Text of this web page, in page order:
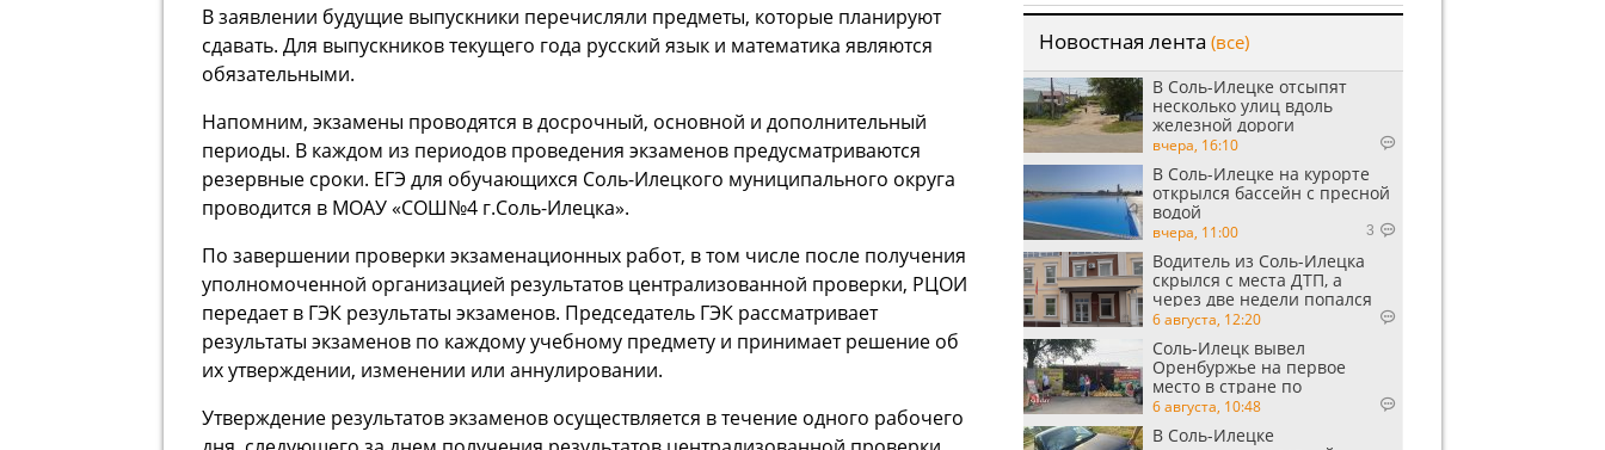
В заявлении будущие выпускники перечисляли предметы, которые планируют
сдавать. Для выпускников текущего года русский язык и математика являются
обязательными.
Напомним, экзамены проводятся в досрочный, основной и дополнительный
периоды. В каждом из периодов проведения экзаменов предусматриваются
резервные сроки. ЕГЭ для обучающихся Соль-Илецкого муниципального округа
проводится в МОАУ «СОШ№4 г.Соль-Илецка».
По завершении проверки экзаменационных работ, в том числе после получения
уполномоченной организацией результатов централизованной проверки, РЦОИ
передает в ГЭК результаты экзаменов. Председатель ГЭК рассматривает
результаты экзаменов по каждому учебному предмету и принимает решение об
их утверждении, изменении или аннулировании.
Утверждение результатов экзаменов осуществляется в течение одного рабочего
Новостная лента (все)
В Соль-Илецке отсыпят
несколько улиц вдоль
железной дороги
вчера, 16:10
В Соль-Илецке на курорте
открылся бассейн с пресной
водой
вчера, 11:00 3
Водитель из Соль-Илецка
скрылся с места ДТП, а
через две недели попался
пьяным
6 августа, 12:20
Соль-Илецк вывел
Оренбуржье на первое
место в стране по
выращиванию арбузов
6 августа, 10:48
В Соль-Илецке